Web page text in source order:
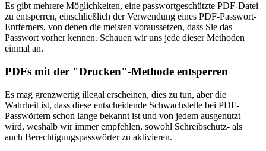
Es gibt mehrere Möglichkeiten, eine passwortgeschützte PDF-Datei
zu entsperren, einschließlich der Verwendung eines PDF-Passwort-
Entferners, von denen die meisten voraussetzen, dass Sie das
Passwort vorher kennen. Schauen wir uns jede dieser Methoden
einmal an.
PDFs mit der "Drucken"-Methode entsperren
Es mag grenzwertig illegal erscheinen, dies zu tun, aber die
Wahrheit ist, dass diese entscheidende Schwachstelle bei PDF-
Passwörtern schon lange bekannt ist und von jedem ausgenutzt
wird, weshalb wir immer empfehlen, sowohl Schreibschutz- als
auch Berechtigungspasswörter zu aktivieren.